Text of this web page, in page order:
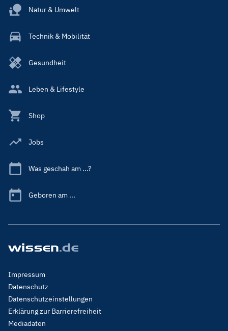
Natur & Umwelt
Technik & Mobilität
Gesundheit
Leben & Lifestyle
Shop
Jobs
Was geschah am ...?
Geboren am ...
Footer
Menu
Legal
Impressum
Datenschutz
Datenschutzeinstellungen
Erklärung zur Barrierefreiheit
Mediadaten